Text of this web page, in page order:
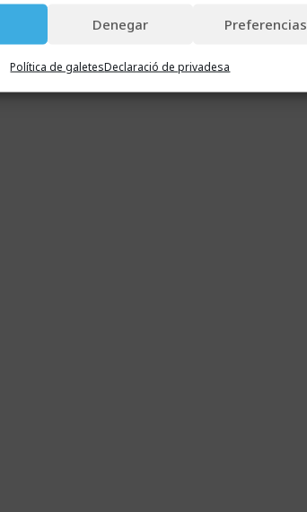
Denegar Preferencias
Política de galetesDeclaració de privadesa